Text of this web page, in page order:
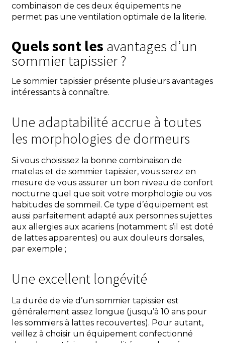
combinaison de ces deux équipements ne
permet pas une ventilation optimale de la literie.
Quels sont les avantages d’un
sommier tapissier ?
Le sommier tapissier présente plusieurs avantages
intéressants à connaître.
Une adaptabilité accrue à toutes
les morphologies de dormeurs
Si vous choisissez la bonne combinaison de
matelas et de sommier tapissier, vous serez en
mesure de vous assurer un bon niveau de confort
nocturne quel que soit votre morphologie ou vos
habitudes de sommeil. Ce type d’équipement est
aussi parfaitement adapté aux personnes sujettes
aux allergies aux acariens (notamment s’il est doté
de lattes apparentes) ou aux douleurs dorsales,
par exemple ;
Une excellent longévité
La durée de vie d’un sommier tapissier est
généralement assez longue (jusqu’à 10 ans pour
les sommiers à lattes recouvertes). Pour autant,
veillez à choisir un équipement confectionné